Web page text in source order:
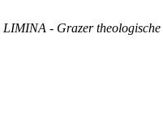
LIMINA - Grazer theologische